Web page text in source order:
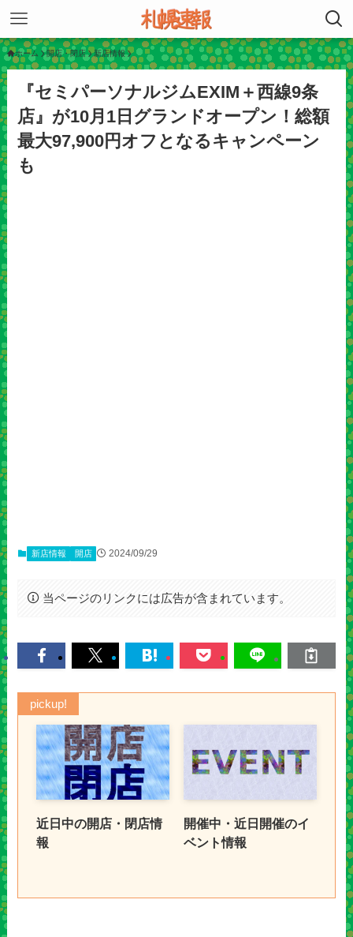
ホーム 開店・閉店 新店情報
『セミパーソナルジムEXIM＋西線9条
店』が10月1日グランドオープン！総額
最大97,900円オフとなるキャンペーン
も
新店情報 開店 2024/09/29
当ページのリンクには広告が含まれています。
pickup!
近日中の開店・閉店情
報
開催中・近日開催のイ
ベント情報